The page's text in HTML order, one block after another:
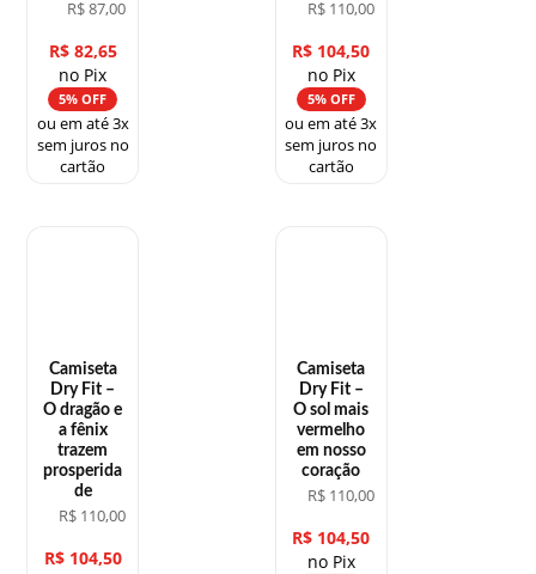
R$87,00
R$82,65
no Pix
5% OFF
ou em até 3x
sem juros no
cartão
R$110,00
R$ 104,50
no Pix
5% OFF
ou em até 3x
sem juros no
cartão
Camiseta
Dry Fit –
O dragão e
a fênix
trazem
prosperida
de
R$ 110,00
R$104,50
Camiseta
Dry Fit –
O sol mais
vermelho
em nosso
coração
R$110,00
R$ 104,50
no Pix